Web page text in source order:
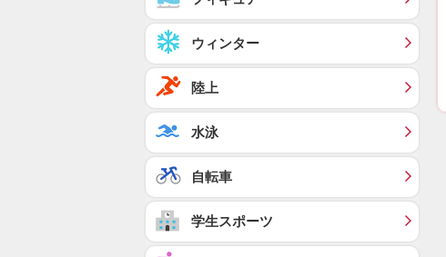
ウィンター
陸上
水泳
自転車
学生スポーツ